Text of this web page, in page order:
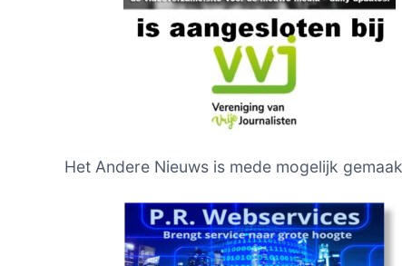
Het Andere Nieuws is mede mogelijk